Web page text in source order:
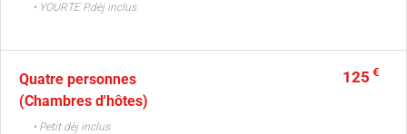
• YOURTE P.dèj inclus
Quatre personnes
(Chambres d'hôtes)
125 €
• Petit dèj inclus